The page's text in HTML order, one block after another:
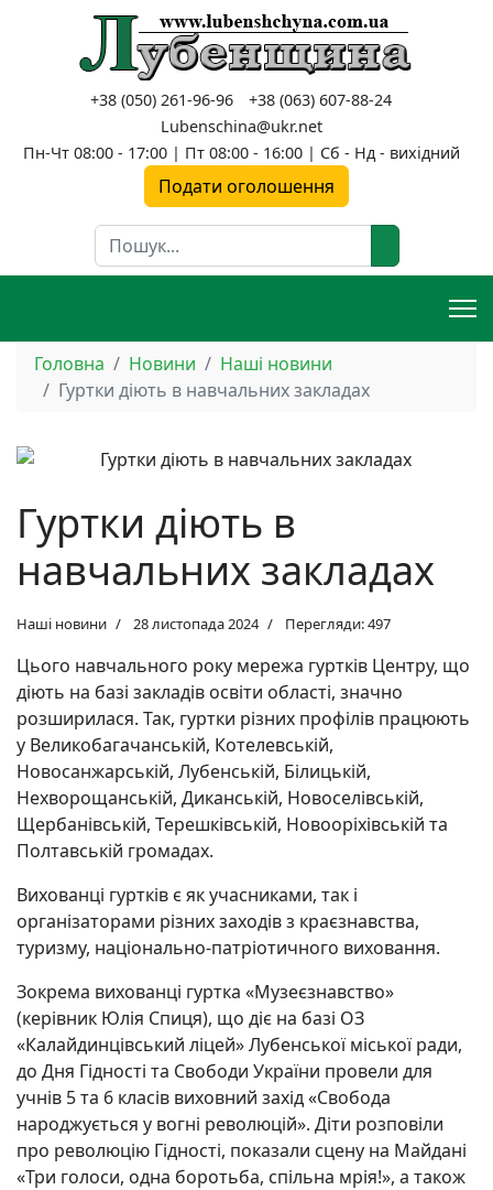
+38 (050) 261-96-96
+38 (063) 607-88-24
Lubenschina@ukr.net
Пн-Чт 08:00 - 17:00 | Пт 08:00 - 16:00 | Сб - Нд - вихідний
Подати оголошення
Пошук
Головна Новини
Наші новини
Гуртки діють в навчальних закладах
Гуртки діють в
навчальних закладах
Наші новини 28 листопада 2024 Перегляди: 497
Цього навчального року мережа гуртків Центру, що
діють на базі закладів освіти області, значно
розширилася. Так, гуртки різних профілів працюють
у Великобагачанській, Котелевській,
Новосанжарській, Лубенській, Білицькій,
Нехворощанській, Диканській, Новоселівській,
Щербанівській, Терешківській, Новооріхівській та
Полтавській громадах.
Вихованці гуртків є як учасниками, так і
організаторами різних заходів з краєзнавства,
туризму, національно-патріотичного виховання.
Зокрема вихованці гуртка «Музеєзнавство»
(керівник Юлія Спиця), що діє на базі ОЗ
«Калайдинцівський ліцей» Лубенської міської ради,
до Дня Гідності та Свободи України провели для
учнів 5 та 6 класів виховний захід «Свобода
народжується у вогні революцій». Діти розповіли
про революцію Гідності, показали сцену на Майдані
«Три голоси, одна боротьба, спільна мрія!», а також